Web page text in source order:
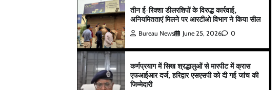
तीन ई-रिक्शा डीलरशिपों के विरुद्ध कार्रवाई,
अनियमितताएं मिलने पर आरटीओ विभाग ने किया सील
Bureau News June 25, 2026 0
कर्णप्रयाग में सिख श्रद्धालुओं से मारपीट में क्रास
एफआईआर दर्ज, हरिद्वार एसएसपी को दी गई जांच की
जिम्मेदारी